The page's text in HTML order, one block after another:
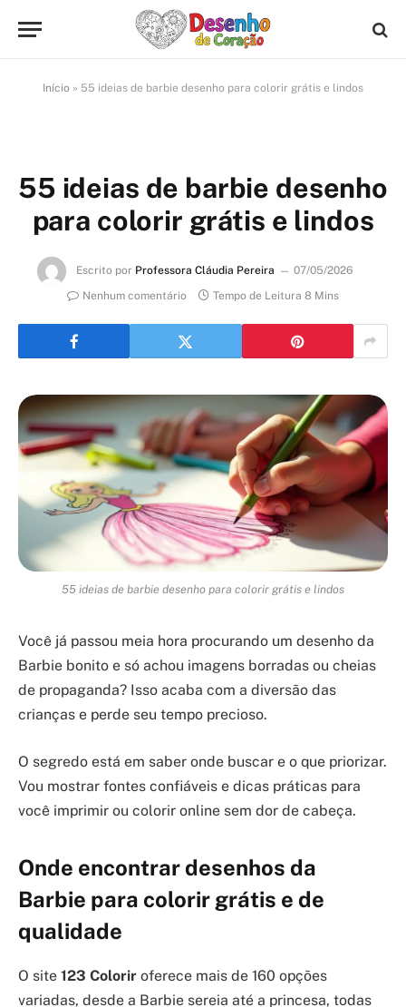
Início » 55 ideias de barbie desenho para colorir grátis e lindos
55 ideias de barbie desenho
para colorir grátis e lindos
Escrito por Professora Cláudia Pereira
07/05/2026
Nenhum comentário
Tempo de Leitura 8 Mins
55 ideias de barbie desenho para colorir grátis e lindos
Você já passou meia hora procurando um desenho da
Barbie bonito e só achou imagens borradas ou cheias
de propaganda? Isso acaba com a diversão das
crianças e perde seu tempo precioso.
O segredo está em saber onde buscar e o que priorizar.
Vou mostrar fontes confiáveis e dicas práticas para
você imprimir ou colorir online sem dor de cabeça.
Onde encontrar desenhos da
Barbie para colorir grátis e de
qualidade
O site 123 Colorir oferece mais de 160 opções
variadas, desde a Barbie sereia até a princesa, todas